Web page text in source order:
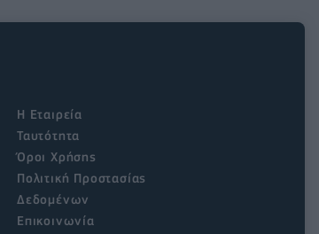
Η Εταιρεία
Ταυτότητα
Όροι Χρήσης
Πολιτική Προστασίας
Δεδομένων
Επικοινωνία